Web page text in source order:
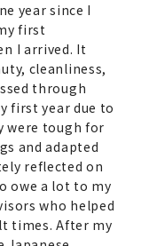
year since I
first
I arrived. It
cleanliness,
through
first year due to
were tough for
and adapted
reflected on
owe a lot to my
who helped
times. After my